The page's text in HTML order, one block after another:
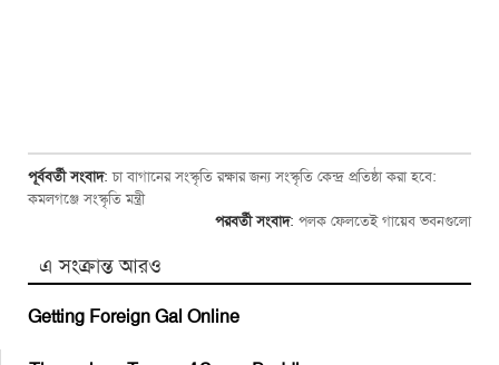
পূর্ববর্তী সংবাদ:চা বাগানের সংস্কৃতি রক্ষার জন্য সংস্কৃতি কেন্দ্র প্রতিষ্ঠা করা হবে:
কমলগঞ্জে সংস্কৃতি মন্ত্রী
পরবর্তী সংবাদ: পলক ফেলতেই গায়েব ভবনগুলো
এ সংক্রান্ত আরও
Getting Foreign Gal Online